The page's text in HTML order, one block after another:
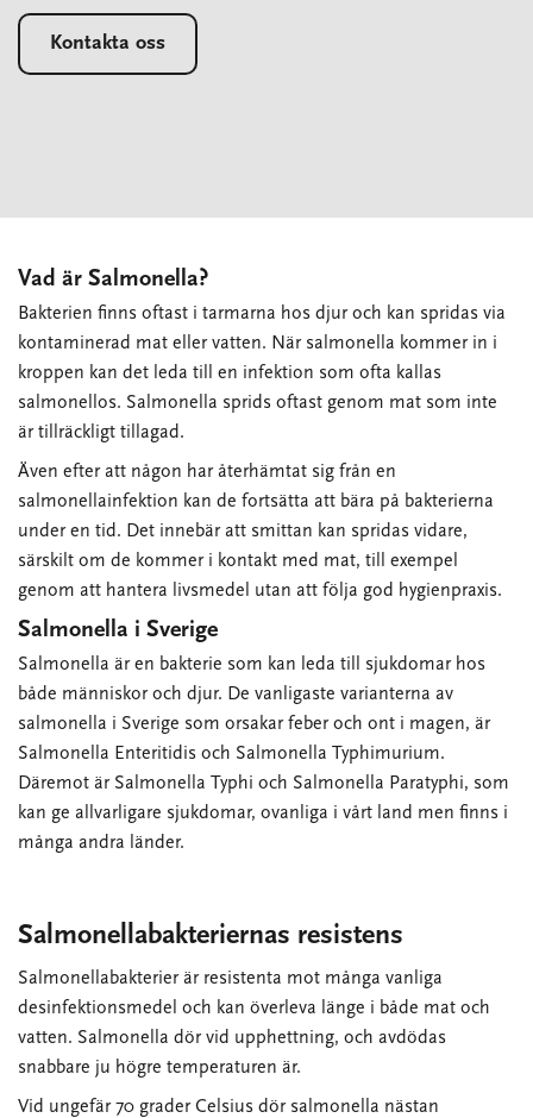
Kontakta oss
Vad är Salmonella?
Bakterien finns oftast i tarmarna hos djur och kan spridas via
kontaminerad mat eller vatten. När salmonella kommer in i
kroppen kan det leda till en infektion som ofta kallas
salmonellos. Salmonella sprids oftast genom mat som inte
är tillräckligt tillagad.
Även efter att någon har återhämtat sig från en
salmonellainfektion kan de fortsätta att bära på bakterierna
under en tid. Det innebär att smittan kan spridas vidare,
särskilt om de kommer i kontakt med mat, till exempel
genom att hantera livsmedel utan att följa god hygienpraxis.
Salmonella i Sverige
Salmonella är en bakterie som kan leda till sjukdomar hos
både människor och djur. De vanligaste varianterna av
salmonella i Sverige som orsakar feber och ont i magen, är
Salmonella Enteritidis och Salmonella Typhimurium.
Däremot är Salmonella Typhi och Salmonella Paratyphi, som
kan ge allvarligare sjukdomar, ovanliga i vårt land men finns i
många andra länder.
Salmonellabakteriernas resistens
Salmonellabakterier är resistenta mot många vanliga
desinfektionsmedel och kan överleva länge i både mat och
vatten. Salmonella dör vid upphettning, och avdödas
snabbare ju högre temperaturen är.
Vid ungefär 70 grader Celsius dör salmonella nästan